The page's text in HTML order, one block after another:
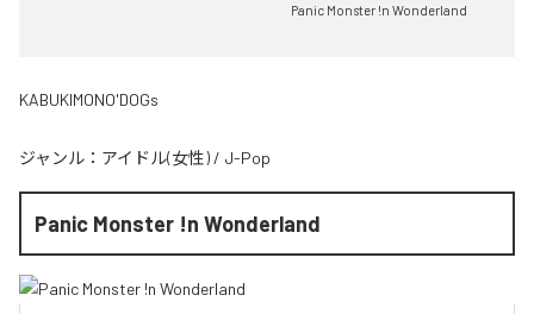
Panic Monster !n Wonderland
KABUKIMONO'DOGs
ジャンル： アイドル(女性) / J-Pop
Panic Monster !n Wonderland